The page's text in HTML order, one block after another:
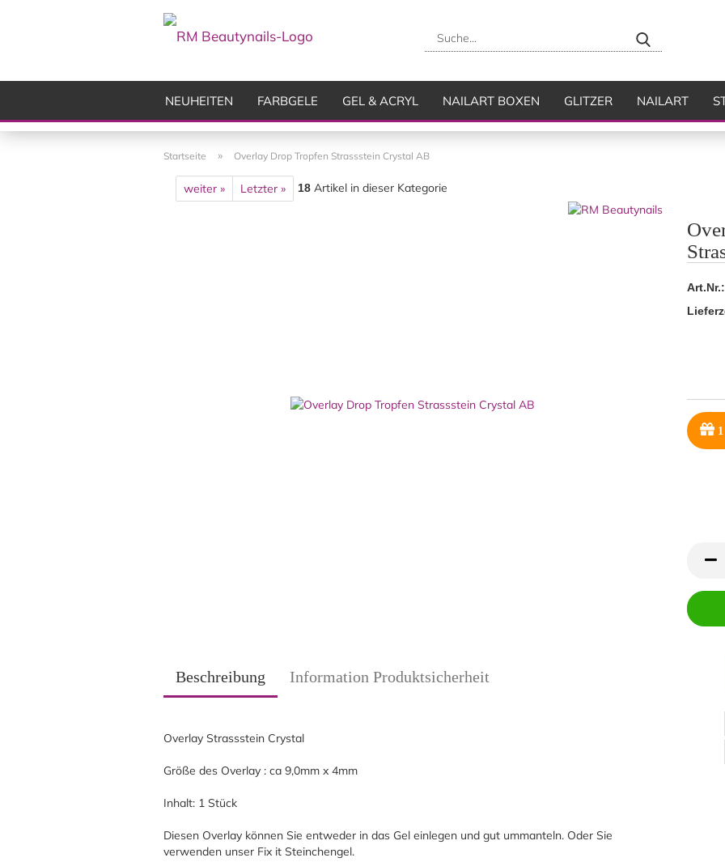
NEUHEITEN FARBGELE GEL & ACRYL NAILART BOXEN GLITZER NAILART
Startseite » Overlay Drop Tropfen Strassstein Crystal AB
weiter » Letzter » 18 Artikel in dieser Kategorie
Art.Nr.:
1
Beschreibung Information Produktsicherheit
Overlay Strassstein Crystal
Größe des Overlay : ca 9,0mm x 4mm
Inhalt: 1 Stück
Diesen Overlay können Sie entweder in das Gel einlegen und gut ummanteln. Oder Sie
verwenden unser Fix it Steinchengel.